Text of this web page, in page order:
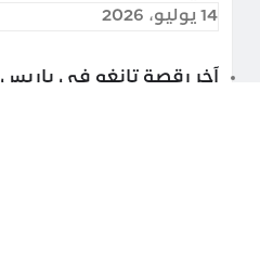
14 يوليو، 2026
آخر رقصة تانغو في باريس